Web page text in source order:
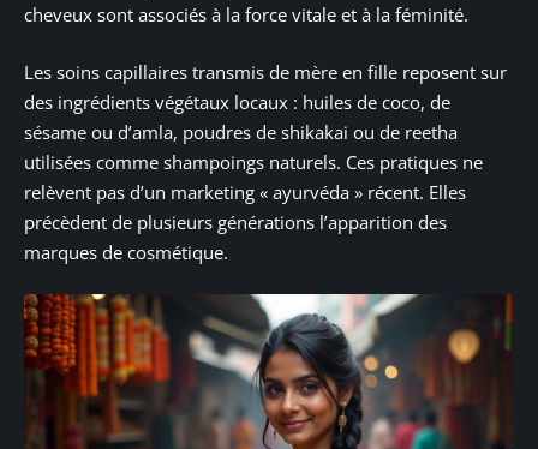
cheveux sont associés à la force vitale et à la féminité.
Les soins capillaires transmis de mère en fille reposent sur
des ingrédients végétaux locaux : huiles de coco, de
sésame ou d’amla, poudres de shikakai ou de reetha
utilisées comme shampoings naturels. Ces pratiques ne
relèvent pas d’un marketing « ayurvéda » récent. Elles
précèdent de plusieurs générations l’apparition des
marques de cosmétique.